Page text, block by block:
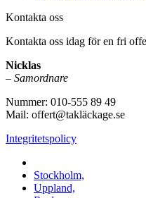
Kontakta oss
Kontakta oss idag för en fri
Nicklas
– Samordnare
Nummer: 010-555 89 49
Mail: offert@takläckage.se
Integritetspolicy
Stockholm,
Uppland,